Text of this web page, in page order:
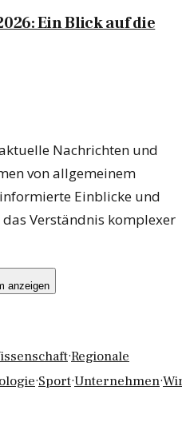
Ein Blick auf die
Nachrichten und
von allgemeinem
Einblicke und
Verständnis komplexer
anzeigen
·Regionale
·Sport·Unternehmen·